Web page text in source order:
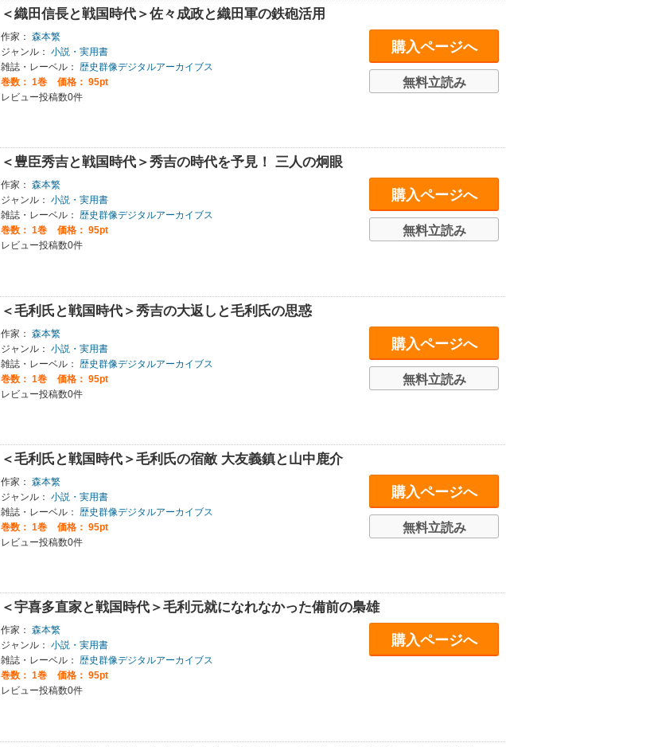
＜織田信長と戦国時代＞佐々成政と織田軍の鉄砲活用
作家： 森本繁
ジャンル： 小説・実用書
雑誌・レーベル： 歴史群像デジタルアーカイブス
巻数： 1巻
価格： 95pt
レビュー投稿数0件
購入ページへ
無料立読み
＜豊臣秀吉と戦国時代＞秀吉の時代を予見！ 三人の炯眼
作家： 森本繁
ジャンル： 小説・実用書
雑誌・レーベル： 歴史群像デジタルアーカイブス
巻数： 1巻
価格： 95pt
レビュー投稿数0件
購入ページへ
無料立読み
＜毛利氏と戦国時代＞秀吉の大返しと毛利氏の思惑
作家： 森本繁
ジャンル： 小説・実用書
雑誌・レーベル：
歴史群像デジタルアーカイブス
巻数： 1巻
価格： 95pt
レビュー投稿数0件
購入ページへ
無料立読み
＜毛利氏と戦国時代＞毛利氏の宿敵 大友義鎮と山中鹿介
作家： 森本繁
ジャンル： 小説・実用書
雑誌・レーベル： 歴史群像デジタルアーカイブス
巻数： 1巻
価格： 95pt
レビュー投稿数0件
購入ページへ
無料立読み
＜宇喜多直家と戦国時代＞毛利元就になれなかった備前の梟雄
作家： 森本繁
ジャンル： 小説・実用書
雑誌・レーベル： 歴史群像デジタルアーカイブス
巻数： 1巻
価格： 95pt
レビュー投稿数0件
購入ページへ